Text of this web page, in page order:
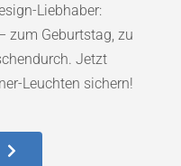
Liebhaber:
zum Geburtstag, zu
Jetzt
Leuchten sichern!